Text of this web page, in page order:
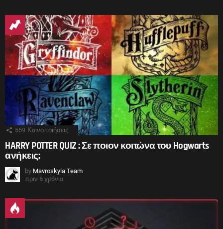
559 Κοινοποιήσεις
HARRY POTTER QUIZ : Σε ποιον κοιτώνα του Hogwarts
ανήκεις;
by Mavroskyla Team
πριν 6 χρόνια